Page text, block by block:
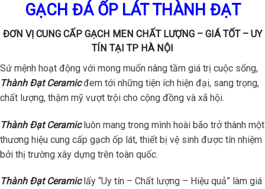
GẠCH ĐÁ ỐP LÁT THÀNH ĐẠT
ĐƠN VỊ CUNG CẤP GẠCH MEN CHẤT LƯỢNG – GIÁ TỐT – UY
TÍN TẠI TP HÀ NỘI
Sứ mệnh hoạt động với mong muốn nâng tầm giá trị cuộc sống,
Thành Đạt Ceramicđem tới những tiện ích hiện đại, sang trọng,
chất lượng, thậm mỹ vượt trội cho cộng đồng và xã hội.
Thành Đạt Ceramicluôn mang trong mình hoài bão trở thành một
thương hiệu cung cấp gạch ốp lát, thiết bị vệ sinh được tín nhiệm
bởi thị trường xây dựng trên toàn quốc.
Thành Đạt Ceramiclấy “Uy tín – Chất lượng – Hiệu quả” làm giá